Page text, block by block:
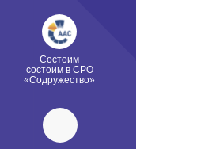
Состоим
состоим в СРО
«Содружество»